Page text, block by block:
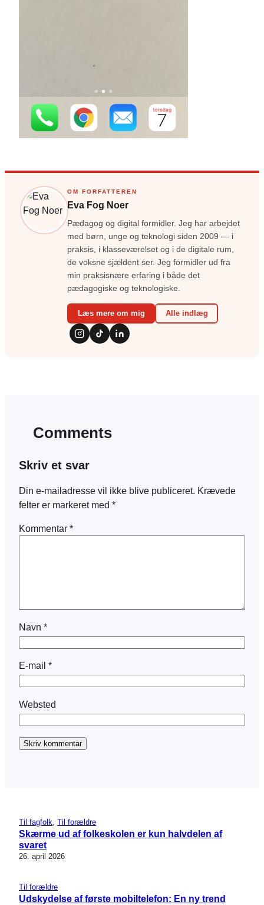
OM FORFATTEREN
Eva Fog Noer
Pædagog og digital formidler. Jeg har arbejdet
med børn, unge og teknologi siden 2009 — i
praksis, i klasseværelset og i de digitale rum,
de voksne sjældent ser. Jeg formidler ud fra
min praksisnære erfaring i både det
pædagogiske og teknologiske.
Læs mere om mig Alle indlæg
Comments
Skriv et svar
Din e-mailadresse vil ikke blive publiceret. Krævede
felter er markeret med *
Kommentar *
Navn *
E-mail *
Websted
Til fagfolk Til forældre
Skærme ud af folkeskolen er kun halvdelen af
svaret
26. april 2026
Til forældre
Udskydelse af første mobiltelefon: En ny trend